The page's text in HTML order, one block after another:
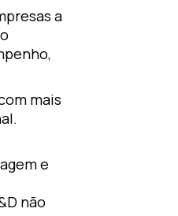
a
mais
e
não